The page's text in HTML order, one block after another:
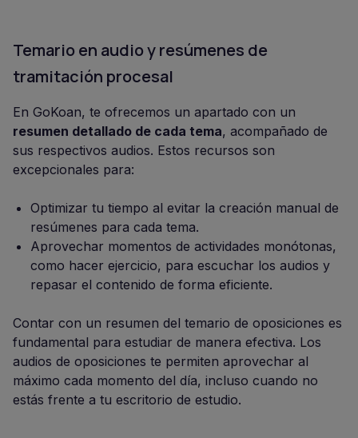
Temario en audio y resúmenes de
tramitación procesal
En GoKoan, te ofrecemos un apartado con un
resumen detallado de cada tema, acompañado de
sus respectivos audios. Estos recursos son
excepcionales para:
Optimizar tu tiempo al evitar la creación manual de
resúmenes para cada tema.
Aprovechar momentos de actividades monótonas,
como hacer ejercicio, para escuchar los audios y
repasar el contenido de forma eficiente.
Contar con un resumen del temario de oposiciones es
fundamental para estudiar de manera efectiva. Los
audios de oposiciones te permiten aprovechar al
máximo cada momento del día, incluso cuando no
estás frente a tu escritorio de estudio.